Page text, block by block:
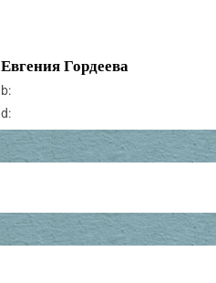
Евгения Гордеева
b:
d: